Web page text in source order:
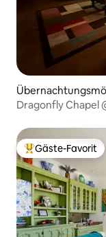
querque
Dragonfly Chapel
Beliebter Gäste-
Gäste-Favorit